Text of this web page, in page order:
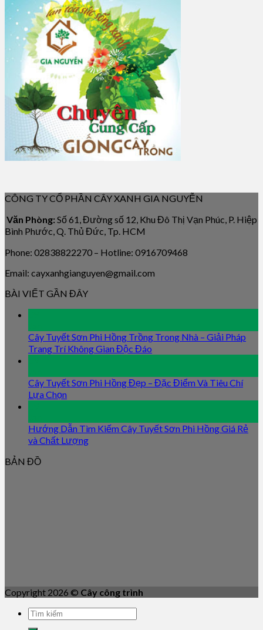
CÔNG TY CỔ PHẦN CÂY XANH GIA NGUYỄN
Văn Phòng: Số 61, Đường số 12, Khu Đô Thị Vạn Phúc, P. Hiệp
Bình Phước, Q. Thủ Đức, Tp. HCM
Phone: 02838822270 – Hotline: 0916709468
Email: cayxanhgianguyen@gmail.com
BÀI VIẾT GẦN ĐÂY
Cây Tuyết Sơn Phi Hồng Trồng Trong Nhà – Giải Pháp
Trang Trí Không Gian Độc Đáo
Cây Tuyết Sơn Phi Hồng Đẹp – Đặc Điểm Và Tiêu Chí
Lựa Chọn
Hướng Dẫn Tìm Kiếm Cây Tuyết Sơn Phi Hồng Giá Rẻ
và Chất Lượng
BẢN ĐỒ
Copyright 2026 © Cây công trình